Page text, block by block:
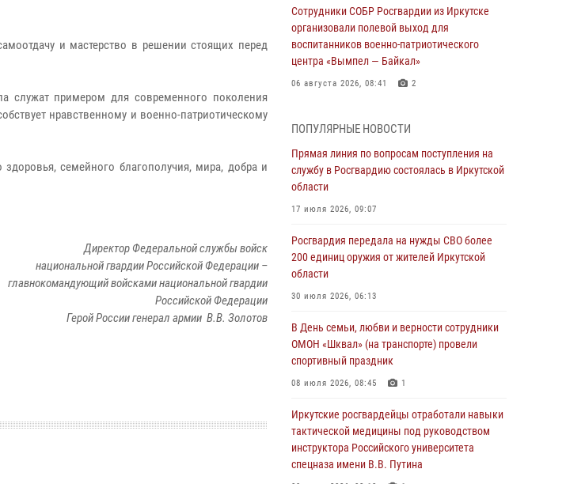
и мастерство в решении стоящих перед
служат примером для современного поколения
нравственному и военно-патриотическому
семейного благополучия, мира, добра и
Директор Федеральной службы войск
национальной гвардии Российской Федерации –
главнокомандующий войсками национальной гвардии
Российской Федерации
Герой России генерал армии В.В. Золотов
Сотрудники СОБР Росгвардии из Иркутске
организовали полевой выход для
воспитанников военно-патриотического
центра «Вымпел — Байкал»
06 августа 2026, 08:41 2
Росгвардии по Иркутской области по самбо
05 августа 2026, 07:44 4
Военнослужащий Росгвардии из Иркутска
а не казаться»
04 августа 2026, 07:14 3
03 августа 2026, 04:55
Росгвардия обеспечила безопасность
мероприятий, посвященных Дню Воздушно-
03 августа 2026, 03:32
Росгвардейцы из Братска присоединились к
донорской акции «От сердца к сердцу»
ПОПУЛЯРНЫЕ НОВОСТИ
Прямая линия по вопросам поступления на
службу в Росгвардию состоялась в Иркутской
области
17 июля 2026, 09:07
Росгвардия передала на нужды СВО более
200 единиц оружия от жителей Иркутской
области
30 июля 2026, 06:13
В День семьи, любви и верности сотрудники
ОМОН «Шквал» (на транспорте) провели
спортивный праздник
08 июля 2026, 08:45 1
Иркутские росгвардейцы отработали навыки
тактической медицины под руководством
инструктора Российского университета
спецназа имени В.В. Путина